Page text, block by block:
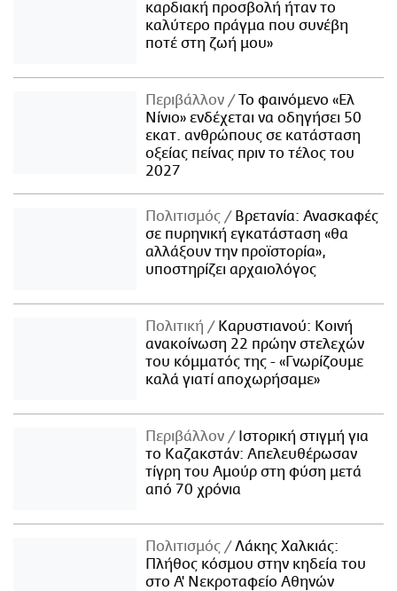
καρδιακή προσβολή ήταν το
καλύτερο πράγμα που συνέβη
ποτέ στη ζωή μου»
Περιβάλλον
Το φαινόμενο «Ελ
Νίνιο» ενδέχεται να οδηγήσει 50
εκατ. ανθρώπους σε κατάσταση
οξείας πείνας πριν το τέλος του
2027
Πολιτισμός
Βρετανία: Ανασκαφές
σε πυρηνική εγκατάσταση «θα
αλλάξουν την προϊστορία»,
υποστηρίζει αρχαιολόγος
Πολιτική
Καρυστιανού: Κοινή
ανακοίνωση 22 πρώην στελεχών
του κόμματός της - «Γνωρίζουμε
καλά γιατί αποχωρήσαμε»
Περιβάλλον
Ιστορική στιγμή για
το Καζακστάν: Απελευθέρωσαν
τίγρη του Αμούρ στη φύση μετά
από 70 χρόνια
Πολιτισμός
Λάκης Χαλκιάς:
Πλήθος κόσμου στην κηδεία του
στο Α' Νεκροταφείο Αθηνών